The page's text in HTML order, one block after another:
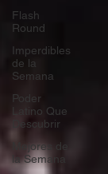
Flash
Round
Imperdibles
de la
Semana
Poder
Latino Que
Descubrir
Mejores de
la Semana